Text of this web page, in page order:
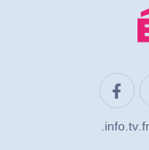
.info .tv